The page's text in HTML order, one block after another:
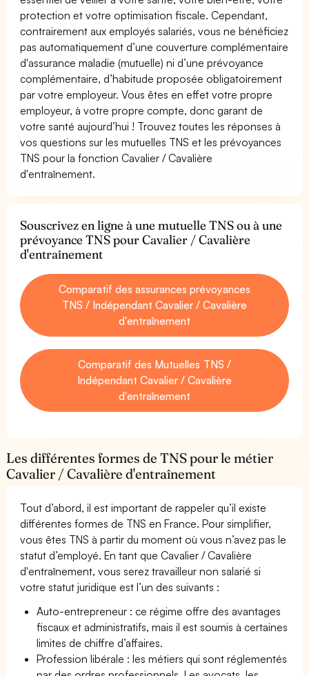
protection et votre optimisation fiscale. Cependant,
contrairement aux employés salariés, vous ne bénéficiez
pas automatiquement d’une couverture complémentaire
d'assurance maladie (mutuelle) ni d’une prévoyance
complémentaire, d’habitude proposée obligatoirement
par votre employeur. Vous êtes en effet votre propre
employeur, à votre propre compte, donc garant de
votre santé aujourd’hui ! Trouvez toutes les réponses à
vos questions sur les mutuelles TNS et les prévoyances
TNS pour la fonction Cavalier / Cavalière
d'entraînement.
Souscrivez en ligne à une mutuelle TNS ou à une
prévoyance TNS pour Cavalier / Cavalière
d'entraînement
Comparatif des assurances prévoyances
TNS / Indépendant Cavalier / Cavalière
d'entraînement
Comparatif des Mutuelles TNS /
Indépendant Cavalier / Cavalière
d'entraînement
Les différentes formes de TNS pour le métier
Cavalier / Cavalière d'entraînement
Tout d’abord, il est important de rappeler qu’il existe
différentes formes de TNS en France. Pour simplifier,
vous êtes TNS à partir du moment où vous n’avez pas le
statut d’employé. En tant que Cavalier / Cavalière
d'entraînement, vous serez travailleur non salarié si
votre statut juridique est l’un des suivants :
Auto-entrepreneur : ce régime offre des avantages
fiscaux et administratifs, mais il est soumis à certaines
limites de chiffre d’affaires.
Profession libérale : les métiers qui sont réglementés